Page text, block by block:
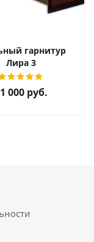
гарнитур
Лира 3
000 руб.